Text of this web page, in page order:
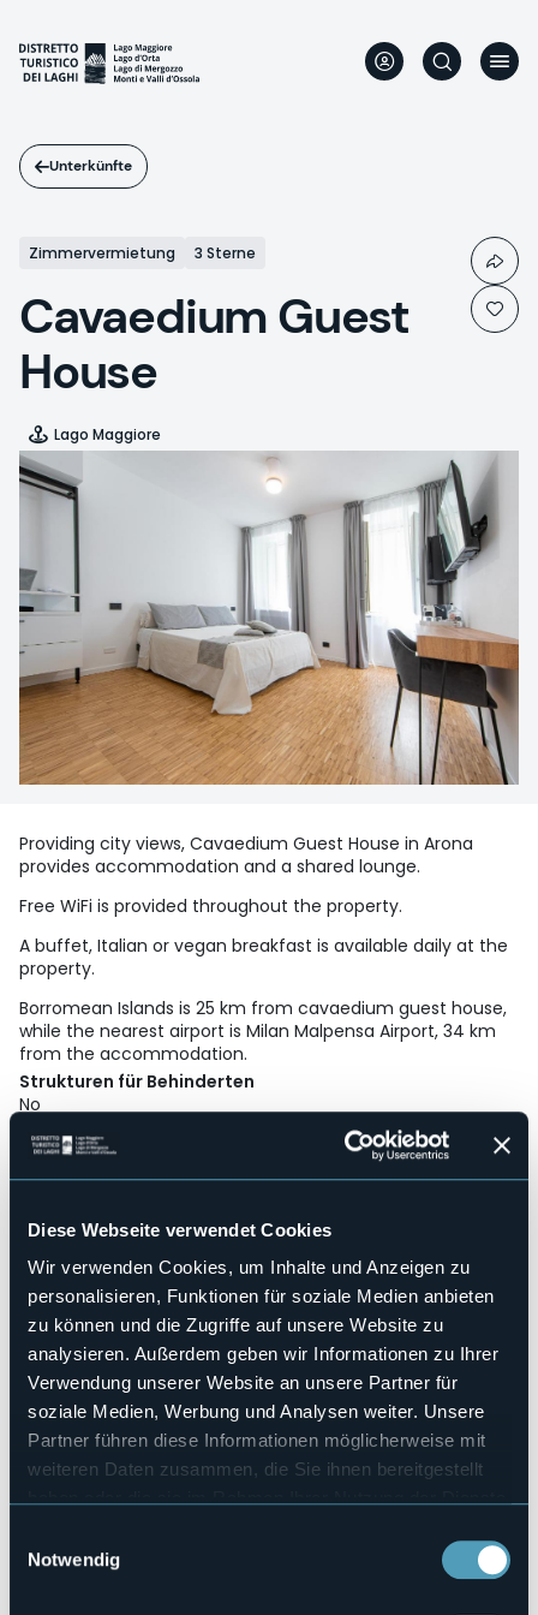
Diese Webseite verwendet Cookies
Wir verwenden Cookies, um Inhalte und Anzeigen zu
personalisieren, Funktionen für soziale Medien anbieten
zu können und die Zugriffe auf unsere Website zu
analysieren. Außerdem geben wir Informationen zu Ihrer
Verwendung unserer Website an unsere Partner für
soziale Medien, Werbung und Analysen weiter. Unsere
Partner führen diese Informationen möglicherweise mit
weiteren Daten zusammen, die Sie ihnen bereitgestellt
Notwendig
Inhalt
Unterkünfte
Zimmervermietung 3 Sterne
Cavaedium Guest
House
Lago Maggiore
Providing city views, Cavaedium Guest House in Arona
provides accommodation and a shared lounge.
Free WiFi is provided throughout the property.
A buffet, Italian or vegan breakfast is available daily at the
property.
Borromean Islands is 25 km from cavaedium guest house,
while the nearest airport is Milan Malpensa Airport, 34 km
from the accommodation.
Strukturen für Behinderten
No
Wellness
No
No
Haustiere erlaubt
No
Anzahl der Zimmer
2
Anzahl der Betten
4
E-mail
info@cavaediumarona.it
https://www.cavaediumarona.it/